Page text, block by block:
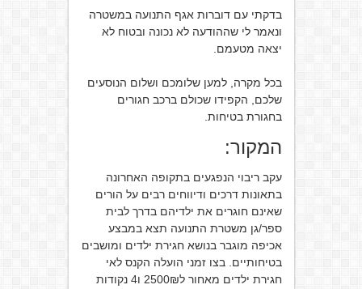
בדקתי עם דוברות אגף התנועה במשטרה
ונאמר לי שההודעה לא נכונה ובטוח לא
יצאה מטעמם.
בכל מקרה, למען שלומכם ושלום הנוסעים
שלכם, הקפידו שכולם ברכב חגורים
בחגורת בטיחות.
המקור:
עקב ריבוי הנפגעים בתקופה האחרונה
בתאונות דרכים ודיווחים רבים על הורים
שאינם חוגרים את ילדיהם בדרך לבית
ספר/גן משטרת התנועה תצא במבצע
אכיפה מוגבר בנושא חגירת ילדים ומושבים
בטיחותיים. בצו זמני הועלה הקנס לאי
חגירת ילדים מאחור ל2500₪ ו4 נקודות